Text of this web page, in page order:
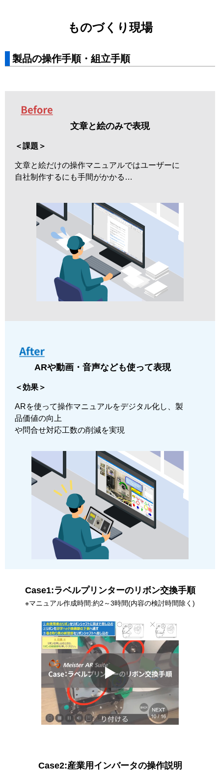
ものづくり現場
製品の操作手順・組立手順
文章と絵のみで表現
＜課題＞
文章と絵だけの操作マニュアルではユーザーに
自社制作するにも手間がかかる…
ARや動画・音声なども使って表現
＜効果＞
ARを使って操作マニュアルをデジタル化し、製
品価値の向上
や問合せ対応工数の削減を実現
Case1:ラベルプリンターのリボン交換手順
※マニュアル作成時間:約2～3時間(内容の検討時間除く)
Case2:産業用インバータの操作説明